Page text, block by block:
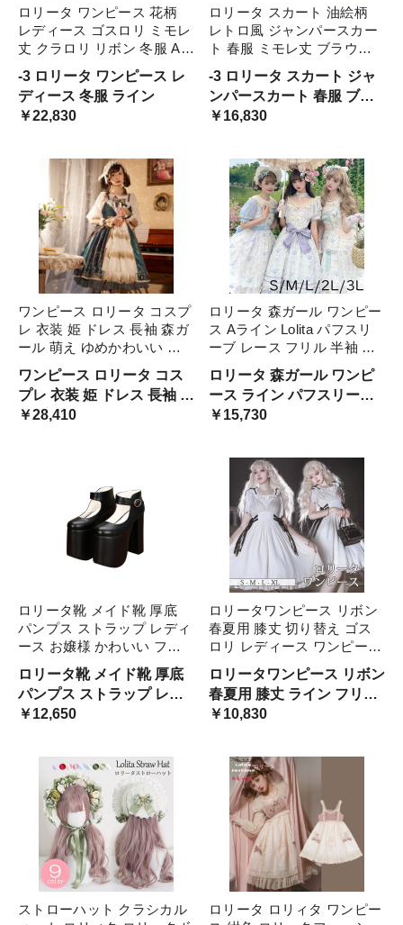
ロリータ ワンピース 花柄
レディース ゴスロリ ミモレ
丈 クラロリ リボン 冬服 Aラ
イン ハイウエスト ロリィタ
ファッション レトロ風 クラ
シカル 上品 かわいい 日常
着 通勤 お出かけ 仮 通学
-3 ロリータ ワンピース レ
ディース 冬服 ライン
￥22,830
ロリータ スカート 油絵柄
レトロ風 ジャンパースカー
ト 春服 ミモレ丈 ブラウス
追加可 レディース フレアス
カート ハイウエスト Aライ
ン 森ガール 日常着 お出か
け コスプレ 大人 仮装 パ 衣
-3 ロリータ スカート ジャ
ンパースカート 春服 ブラ
ウス追加可
￥16,830
ワンピース ロリータ コスプ
レ 衣装 姫 ドレス 長袖 森ガ
ール 萌え ゆめかわいい レ
トロ 中世紀 宮殿風 貴族風
リボン ボリューム 水色 パ
ーティー 学園祭 イベント
aa145zbzbm6 緑
ワンピース ロリータ コス
プレ 衣装 姫 ドレス 長袖 森
ガール 萌え ゆめかわいい
￥28,410
ロリータ 森ガール ワンピー
ス Aライン Lolita パフスリ
ーブ レース フリル 半袖 パ
ッド付き 片側ポケット付き
ゆめかわ 萌え萌え 可愛い
友達 姉妹 ミモレ丈 膝丈 レ
ディース プレゼント
ロリータ 森ガール ワンピ
ース ライン パフスリーブ
レース フリル 半袖 パッド
え萌え 可愛い 友達 姉妹 大
量注文にも対応しています
￥15,730
ロリータ靴 メイド靴 厚底
パンプス ストラップ レディ
ース お嬢様 かわいい フォ
ーマル 靴 歩きやすい 大人
ブラック 疲れにくい
ロリータ靴 メイド靴 厚底
パンプス ストラップ レデ
ィース お嬢様 可愛い フォ
量注文にも対応していま
￥12,650
ロリータワンピース リボン
春夏用 膝丈 切り替え ゴス
ロリ レディース ワンピース
Aライン ロリィタファッシ
ョン フリル レース 半袖 日
常着 洋服 衣装 エレガント
上品 コスチューム
ロリータワンピース リボン
春夏用 膝丈 ライン フリル
レース リボン 半袖 日常着
￥10,830
ストローハット クラシカル
ロリータ ロリィタ ワンピー